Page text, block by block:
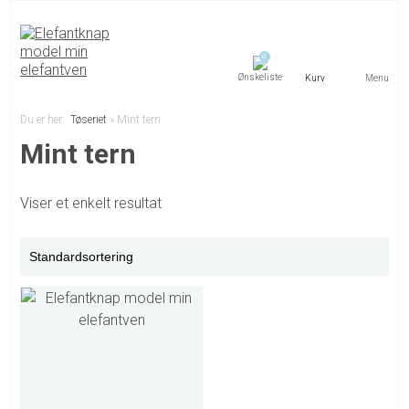
0
Menu
Du er her:Tøseriet » Mint tern
Mint tern
Viser et enkelt resultat